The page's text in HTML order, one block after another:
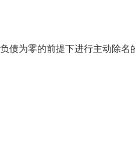
为零的前提下进行主动除